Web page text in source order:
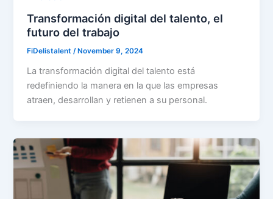
Transformación digital del talento, el
futuro del trabajo
FiDelistalent/ November 9, 2024
La transformación digital del talento está
redefiniendo la manera en la que las empresas
atraen, desarrollan y retienen a su personal.